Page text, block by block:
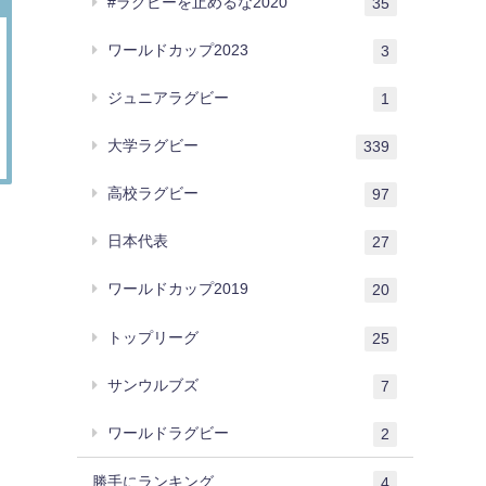
35
ワールドカップ2023 3
ジュニアラグビー 1
大学ラグビー 339
高校ラグビー 97
日本代表 27
ワールドカップ2019 20
トップリーグ 25
サンウルブズ 7
ワールドラグビー 2
勝手にランキング 4